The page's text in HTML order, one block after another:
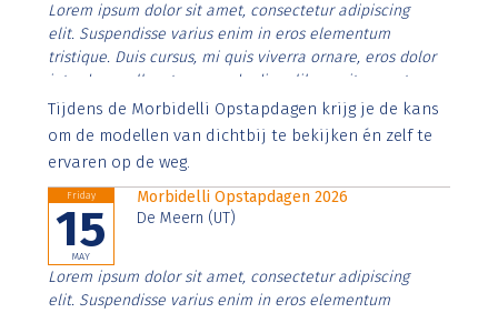
Lorem ipsum dolor sit amet, consectetur adipiscing
elit. Suspendisse varius enim in eros elementum
tristique. Duis cursus, mi quis viverra ornare, eros dolor
interdum nulla, ut commodo diam libero vitae erat.
Aenean faucibus nibh et justo cursus id rutrum lorem
imperdiet. Nunc ut sem vitae risus tristique posuere.
Tijdens de Morbidelli Opstapdagen krijg je de kans
om de modellen van dichtbij te bekijken én zelf te
ervaren op de weg.
Friday
15
MAY
Morbidelli Opstapdagen 2026
De Meern (UT)
Lorem ipsum dolor sit amet, consectetur adipiscing
elit. Suspendisse varius enim in eros elementum